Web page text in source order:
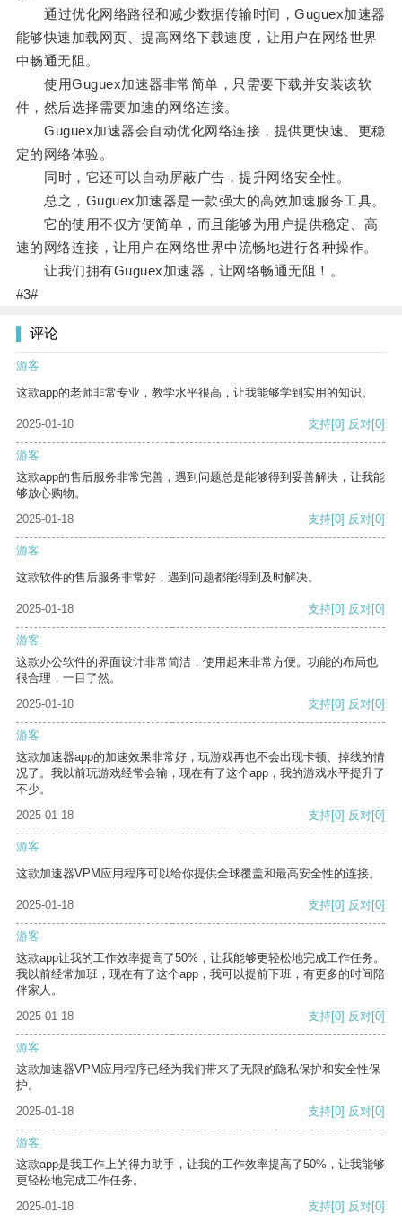
通过优化网络路径和减少数据传输时间，Guguex加速器
能够快速加载网页、提高网络下载速度，让用户在网络世界
中畅通无阻。
使用Guguex加速器非常简单，只需要下载并安装该软
件，然后选择需要加速的网络连接。
Guguex加速器会自动优化网络连接，提供更快速、更稳
定的网络体验。
同时，它还可以自动屏蔽广告，提升网络安全性。
总之，Guguex加速器是一款强大的高效加速服务工具。
它的使用不仅方便简单，而且能够为用户提供稳定、高
速的网络连接，让用户在网络世界中流畅地进行各种操作。
让我们拥有Guguex加速器，让网络畅通无阻！。
#3#
评论
游客
这款app的老师非常专业，教学水平很高，让我能够学到实用的知识。
2025-01-18 支持[0] 反对[0]
游客
这款app的售后服务非常完善，遇到问题总是能够得到妥善解决，让我能
够放心购物。
2025-01-18
支持[0] 反对[0]
游客
这款软件的售后服务非常好，遇到问题都能得到及时解决。
2025-01-18 支持[0] 反对[0]
游客
这款办公软件的界面设计非常简洁，使用起来非常方便。功能的布局也
很合理，一目了然。
2025-01-18
支持[0] 反对[0]
游客
这款加速器app的加速效果非常好，玩游戏再也不会出现卡顿、掉线的情
况了。我以前玩游戏经常会输，现在有了这个app，我的游戏水平提升了
不少。
2025-01-18
支持[0] 反对[0]
游客
这款加速器VPM应用程序可以给你提供全球覆盖和最高安全性的连接。
2025-01-18 支持[0] 反对[0]
游客
这款app让我的工作效率提高了50%，让我能够更轻松地完成工作任务。
我以前经常加班，现在有了这个app，我可以提前下班，有更多的时间陪
伴家人。
2025-01-18
支持[0] 反对[0]
游客
这款加速器VPM应用程序已经为我们带来了无限的隐私保护和安全性保
护。
2025-01-18
支持[0] 反对[0]
游客
这款app是我工作上的得力助手，让我的工作效率提高了50%，让我能够
更轻松地完成工作任务。
2025-01-18
支持[0] 反对[0]